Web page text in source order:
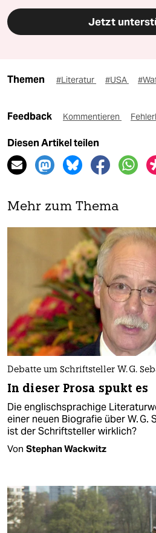
Jetzt
Themen #Literatur #USA
Feedback Kommentieren
Diesen Artikel teilen
Mehr zum Thema
Debatte um Schriftsteller W. G.
In dieser Prosa spukt es
Die englischsprachige
einer neuen Biografie über W. G.
ist der Schriftsteller wirklich?
Von Stephan Wackwitz